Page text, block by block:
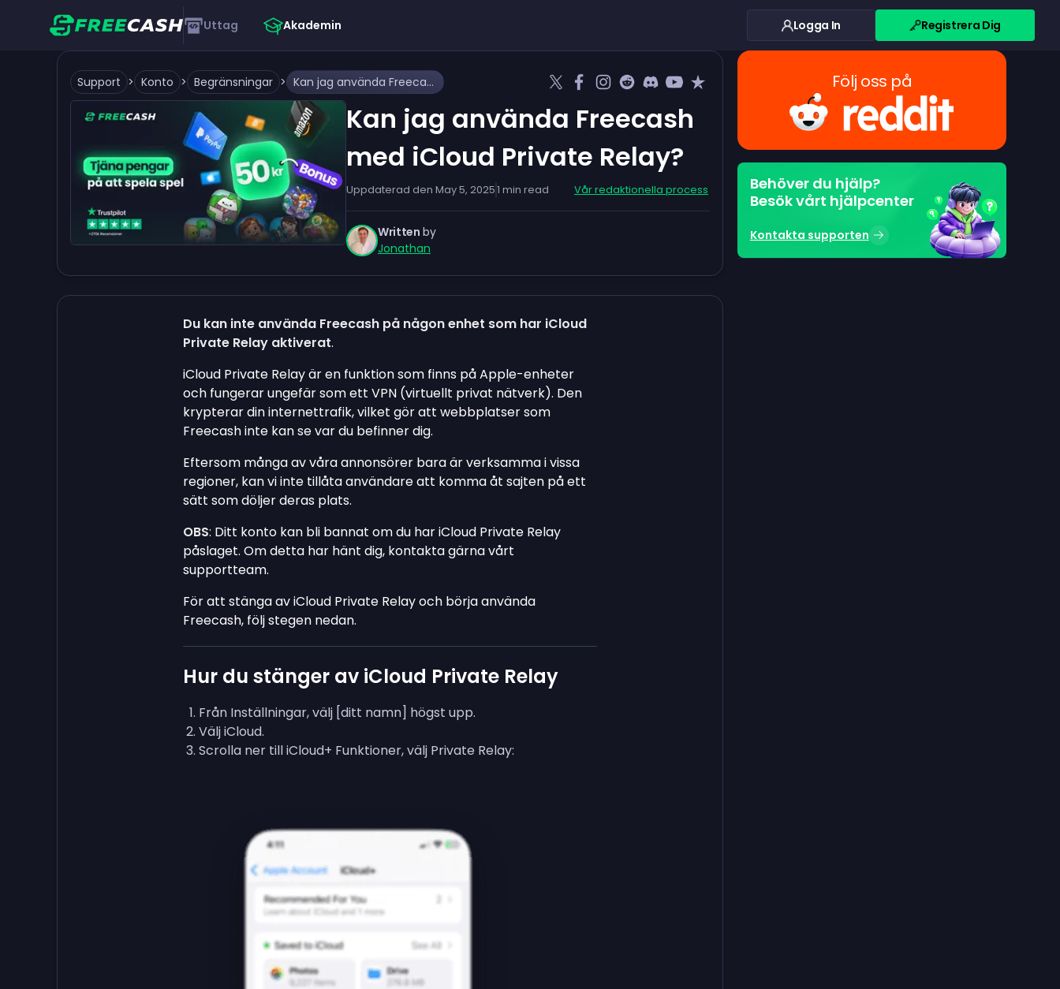
Uttag Akademin Logga In Registrera Dig
Support > Konto > Begränsningar > Kan jag använda Freecash med iCloud Private Relay?
Kan jag använda Freecash
med iCloud Private Relay?
Uppdaterad den May 5, 20251 min read Vår redaktionella process
Written by
Jonathan
Du kan inte använda Freecash på någon enhet som har iCloud
Private Relay aktiverat.
iCloud Private Relay är en funktion som finns på Apple-enheter
och fungerar ungefär som ett VPN (virtuellt privat nätverk). Den
krypterar din internettrafik, vilket gör att webbplatser som
Freecash inte kan se var du befinner dig.
Eftersom många av våra annonsörer bara är verksamma i vissa
regioner, kan vi inte tillåta användare att komma åt sajten på ett
sätt som döljer deras plats.
OBS: Ditt konto kan bli bannat om du har iCloud Private Relay
påslaget. Om detta har hänt dig, kontakta gärna vårt
supportteam.
För att stänga av iCloud Private Relay och börja använda
Freecash, följ stegen nedan.
Hur du stänger av iCloud Private Relay
Från Inställningar, välj [ditt namn] högst upp.
Välj iCloud.
Scrolla ner till iCloud+ Funktioner, välj Private Relay:
Följ oss på
Behöver du hjälp?
Besök vårt hjälpcenter
Kontakta supporten